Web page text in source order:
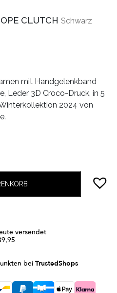
CLUTCH Schwarz
mit Handgelenkband
Leder 3D Croco-Druck, in 5
2024 von
versendet
bei TrustedShops